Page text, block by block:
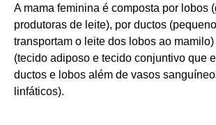
A mama feminina é composta por lobos
produtoras de leite), por ductos
transportam o leite dos lobos ao
(tecido adiposo e tecido conjuntivo que
ductos e lobos além de vasos
linfáticos).